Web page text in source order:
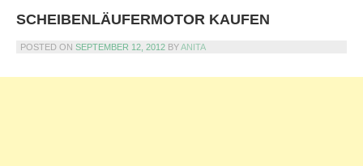
SCHEIBENLÄUFERMOTOR KAUFEN
POSTED ON SEPTEMBER 12, 2012 BYANITA